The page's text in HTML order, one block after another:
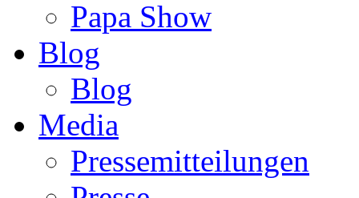
Papa Show
Blog
Blog
Media
Pressemitteilungen